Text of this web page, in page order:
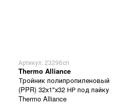
Артикул: 23296сп
Thermo Alliance
Тройник полипропиленовый
(PPR) 32х1"х32 НР под пайку
Thermo Alliance